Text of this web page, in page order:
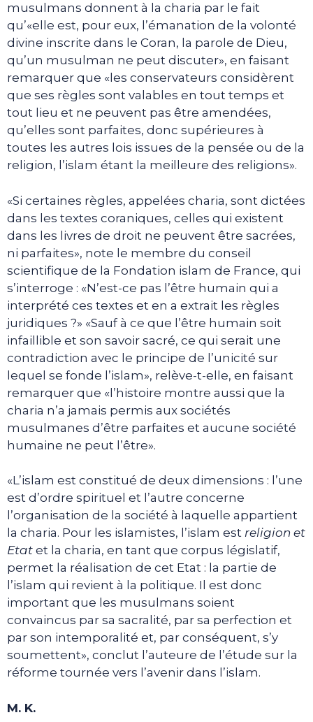
musulmans donnent à la charia par le fait
qu’«elle est, pour eux, l’émanation de la volonté
divine inscrite dans le Coran, la parole de Dieu,
qu’un musulman ne peut discuter», en faisant
remarquer que «les conservateurs considèrent
que ses règles sont valables en tout temps et
tout lieu et ne peuvent pas être amendées,
qu’elles sont parfaites, donc supérieures à
toutes les autres lois issues de la pensée ou de la
religion, l’islam étant la meilleure des religions».
«Si certaines règles, appelées charia, sont dictées
dans les textes coraniques, celles qui existent
dans les livres de droit ne peuvent être sacrées,
ni parfaites», note le membre du conseil
scientifique de la Fondation islam de France, qui
s’interroge : «N’est-ce pas l’être humain qui a
interprété ces textes et en a extrait les règles
juridiques ?» «Sauf à ce que l’être humain soit
infaillible et son savoir sacré, ce qui serait une
contradiction avec le principe de l’unicité sur
lequel se fonde l’islam», relève-t-elle, en faisant
remarquer que «l’histoire montre aussi que la
charia n’a jamais permis aux sociétés
musulmanes d’être parfaites et aucune société
humaine ne peut l’être».
«L’islam est constitué de deux dimensions : l’une
est d’ordre spirituel et l’autre concerne
l’organisation de la société à laquelle appartient
la charia. Pour les islamistes, l’islam est religion et
Etat et la charia, en tant que corpus législatif,
permet la réalisation de cet Etat : la partie de
l’islam qui revient à la politique. Il est donc
important que les musulmans soient
convaincus par sa sacralité, par sa perfection et
par son intemporalité et, par conséquent, s’y
soumettent», conclut l’auteure de l’étude sur la
réforme tournée vers l’avenir dans l’islam.
M. K.